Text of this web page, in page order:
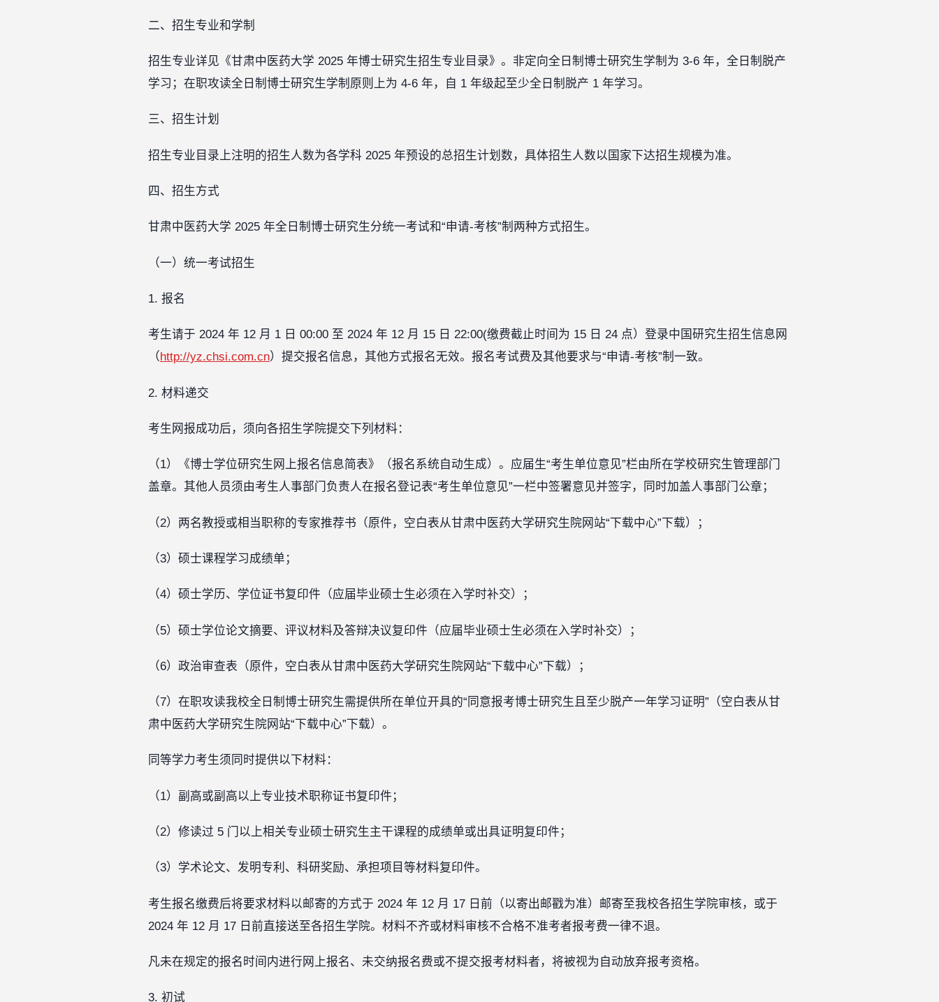
二、招生专业和学制
招生专业详见《甘肃中医药大学 2025 年博士研究生招生专业目录》。非定向全日制博士研究生学制为 3-6 年，全日制脱产
学习；在职攻读全日制博士研究生学制原则上为 4-6 年，自 1 年级起至少全日制脱产 1 年学习。
三、招生计划
招生专业目录上注明的招生人数为各学科 2025 年预设的总招生计划数，具体招生人数以国家下达招生规模为准。
四、招生方式
甘肃中医药大学 2025 年全日制博士研究生分统一考试和“申请-考核”制两种方式招生。
（一）统一考试招生
1. 报名
考生请于 2024 年 12 月 1 日 00:00 至 2024 年 12 月 15 日 22:00(缴费截止时间为 15 日 24 点）登录中国研究生招生信息网
（http://yz.chsi.com.cn）提交报名信息，其他方式报名无效。报名考试费及其他要求与“申请-考核”制一致。
2. 材料递交
考生网报成功后，须向各招生学院提交下列材料：
（1）《博士学位研究生网上报名信息简表》（报名系统自动生成）。应届生“考生单位意见”栏由所在学校研究生管理部门
盖章。其他人员须由考生人事部门负责人在报名登记表“考生单位意见”一栏中签署意见并签字，同时加盖人事部门公章；
（2）两名教授或相当职称的专家推荐书（原件，空白表从甘肃中医药大学研究生院网站“下载中心”下载）；
（3）硕士课程学习成绩单；
（4）硕士学历、学位证书复印件（应届毕业硕士生必须在入学时补交）；
（5）硕士学位论文摘要、评议材料及答辩决议复印件（应届毕业硕士生必须在入学时补交）；
（6）政治审查表（原件，空白表从甘肃中医药大学研究生院网站“下载中心”下载）；
（7）在职攻读我校全日制博士研究生需提供所在单位开具的“同意报考博士研究生且至少脱产一年学习证明”（空白表从甘
肃中医药大学研究生院网站“下载中心”下载）。
同等学力考生须同时提供以下材料：
（1）副高或副高以上专业技术职称证书复印件；
（2）修读过 5 门以上相关专业硕士研究生主干课程的成绩单或出具证明复印件；‍
（3）学术论文、发明专利、科研奖励、承担项目等材料复印件。
考生报名缴费后将要求材料以邮寄的方式于 2024 年 12 月 17 日前（以寄出邮戳为准）邮寄至我校各招生学院审核，或于
2024 年 12 月 17 日前直接送至各招生学院。材料不齐或材料审核不合格不准考者报考费一律不退。
凡未在规定的报名时间内进行网上报名、未交纳报名费或不提交报考材料者，将被视为自动放弃报考资格。
3. 初试